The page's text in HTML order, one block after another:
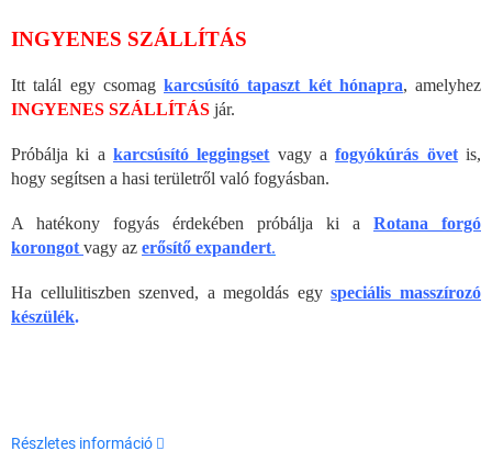
INGYENES SZÁLLÍTÁS
Itt talál egy csomag karcsúsító tapaszt két hónapra, amelyhez
INGYENES SZÁLLÍTÁS jár.
Próbálja ki a karcsúsító leggingset vagy afogyókúrás övetis,
hogy segítsen a hasi területről való fogyásban.
A hatékony fogyás érdekében próbálja ki a Rotana forgó
korongot vagy az erősítő expandert.
Ha cellulitiszben szenved, a megoldás egyspeciális masszírozó
készülék.
Részletes információ